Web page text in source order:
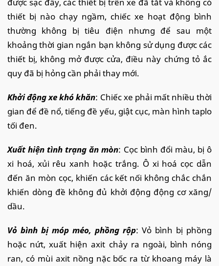
thiết bị nào chạy ngầm, chiếc xe hoạt động bình
thường không bị tiêu điện nhưng để sau một
khoảng thời gian ngắn bạn không sử dụng được các
thiết bị, không mở được cửa, điều này chứng tỏ ắc
quy đã bị hỏng cần phải thay mới.
Khởi động xe khó khăn: Chiếc xe phải mất nhiều thời
gian để đề nổ, tiếng đề yếu, giật cục, màn hình taplo
tối đen.
Xuất hiện tình trạng ăn mòn: Cọc bình đổi màu, bị ô
xi hoá, xủi rêu xanh hoặc trắng. Ô xi hoá cọc dẫn
đến ăn mòn cọc, khiến các kết nối không chắc chắn
khiến dòng đề không đủ khởi động động cơ xăng/
dầu.
Vỏ bình bị móp méo, phồng rộp: Vỏ bình bị phồng
hoặc nứt, xuất hiện axit chảy ra ngoài, bình nóng
ran, có mùi axit nồng nặc bốc ra từ khoang máy là